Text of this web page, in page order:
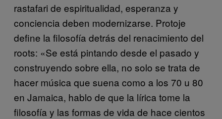
rastafari de espiritualidad, esperanza y
conciencia deben modernizarse. Protoje
define la filosofía detrás del renacimiento del
roots: «Se está pintando desde el pasado y
construyendo sobre ella, no solo se trata de
hacer música que suena como a los 70 u 80
en Jamaica, hablo de que la lírica tome la
filosofía y las formas de vida de hace cientos